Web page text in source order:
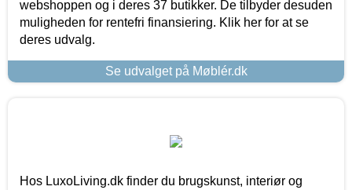
webshoppen og i deres 37 butikker. De tilbyder desuden
muligheden for rentefri finansiering. Klik her for at se
deres udvalg.
Se udvalget på Møblér.dk
Hos LuxoLiving.dk finder du brugskunst, interiør og